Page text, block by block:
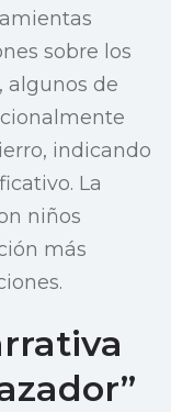
sobre los
algunos de
indicando
La
niños
más